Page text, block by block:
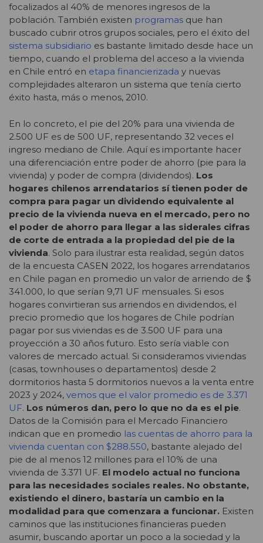
focalizados al 40% de menores ingresos de la
población. También existen programas que han
buscado cubrir otros grupos sociales, pero el éxito del
sistema subsidiario es bastante limitado desde hace un
tiempo, cuando el problema del acceso a la vivienda
en Chile entró en etapa financierizada y nuevas
complejidades alteraron un sistema que tenía cierto
éxito hasta, más o menos, 2010.
En lo concreto, el pie del 20% para una vivienda de
2.500 UF es de 500 UF, representando 32 veces el
ingreso mediano de Chile. Aquí es importante hacer
una diferenciación entre poder de ahorro (pie para la
vivienda) y poder de compra (dividendos). Los
hogares chilenos arrendatarios sí tienen poder de
compra para pagar un dividendo equivalente al
precio de la vivienda nueva en el mercado, pero no
el poder de ahorro para llegar a las siderales cifras
de corte de entrada a la propiedad del pie de la
vivienda. Solo para ilustrar esta realidad, según datos
de la encuesta CASEN 2022, los hogares arrendatarios
en Chile pagan en promedio un valor de arriendo de $
341.000, lo que serían 9,71 UF mensuales. Si esos
hogares convirtieran sus arriendos en dividendos, el
precio promedio que los hogares de Chile podrían
pagar por sus viviendas es de 3.500 UF para una
proyección a 30 años futuro. Esto sería viable con
valores de mercado actual. Si consideramos viviendas
(casas, townhouses o departamentos) desde 2
dormitorios hasta 5 dormitorios nuevos a la venta entre
2023 y 2024, vemos que el valor promedio es de 3.371
UF. Los números dan, pero lo que no da es el pie.
Datos de la Comisión para el Mercado Financiero
indican que en promedio las cuentas de ahorro para la
vivienda cuentan con $288.550, bastante alejado del
pie de al menos 12 millones para el 10% de una
vivienda de 3.371 UF. El modelo actual no funciona
para las necesidades sociales reales. No obstante,
existiendo el dinero, bastaría un cambio en la
modalidad para que comenzara a funcionar. Existen
caminos que las instituciones financieras pueden
asumir, buscando aportar un poco a la sociedad y la